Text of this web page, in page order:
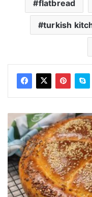
flatbread
turkish
Pamuk
pogača
-
video